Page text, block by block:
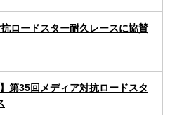
ロードスター耐久レースに協賛
第35回メディア対抗ロードスタ